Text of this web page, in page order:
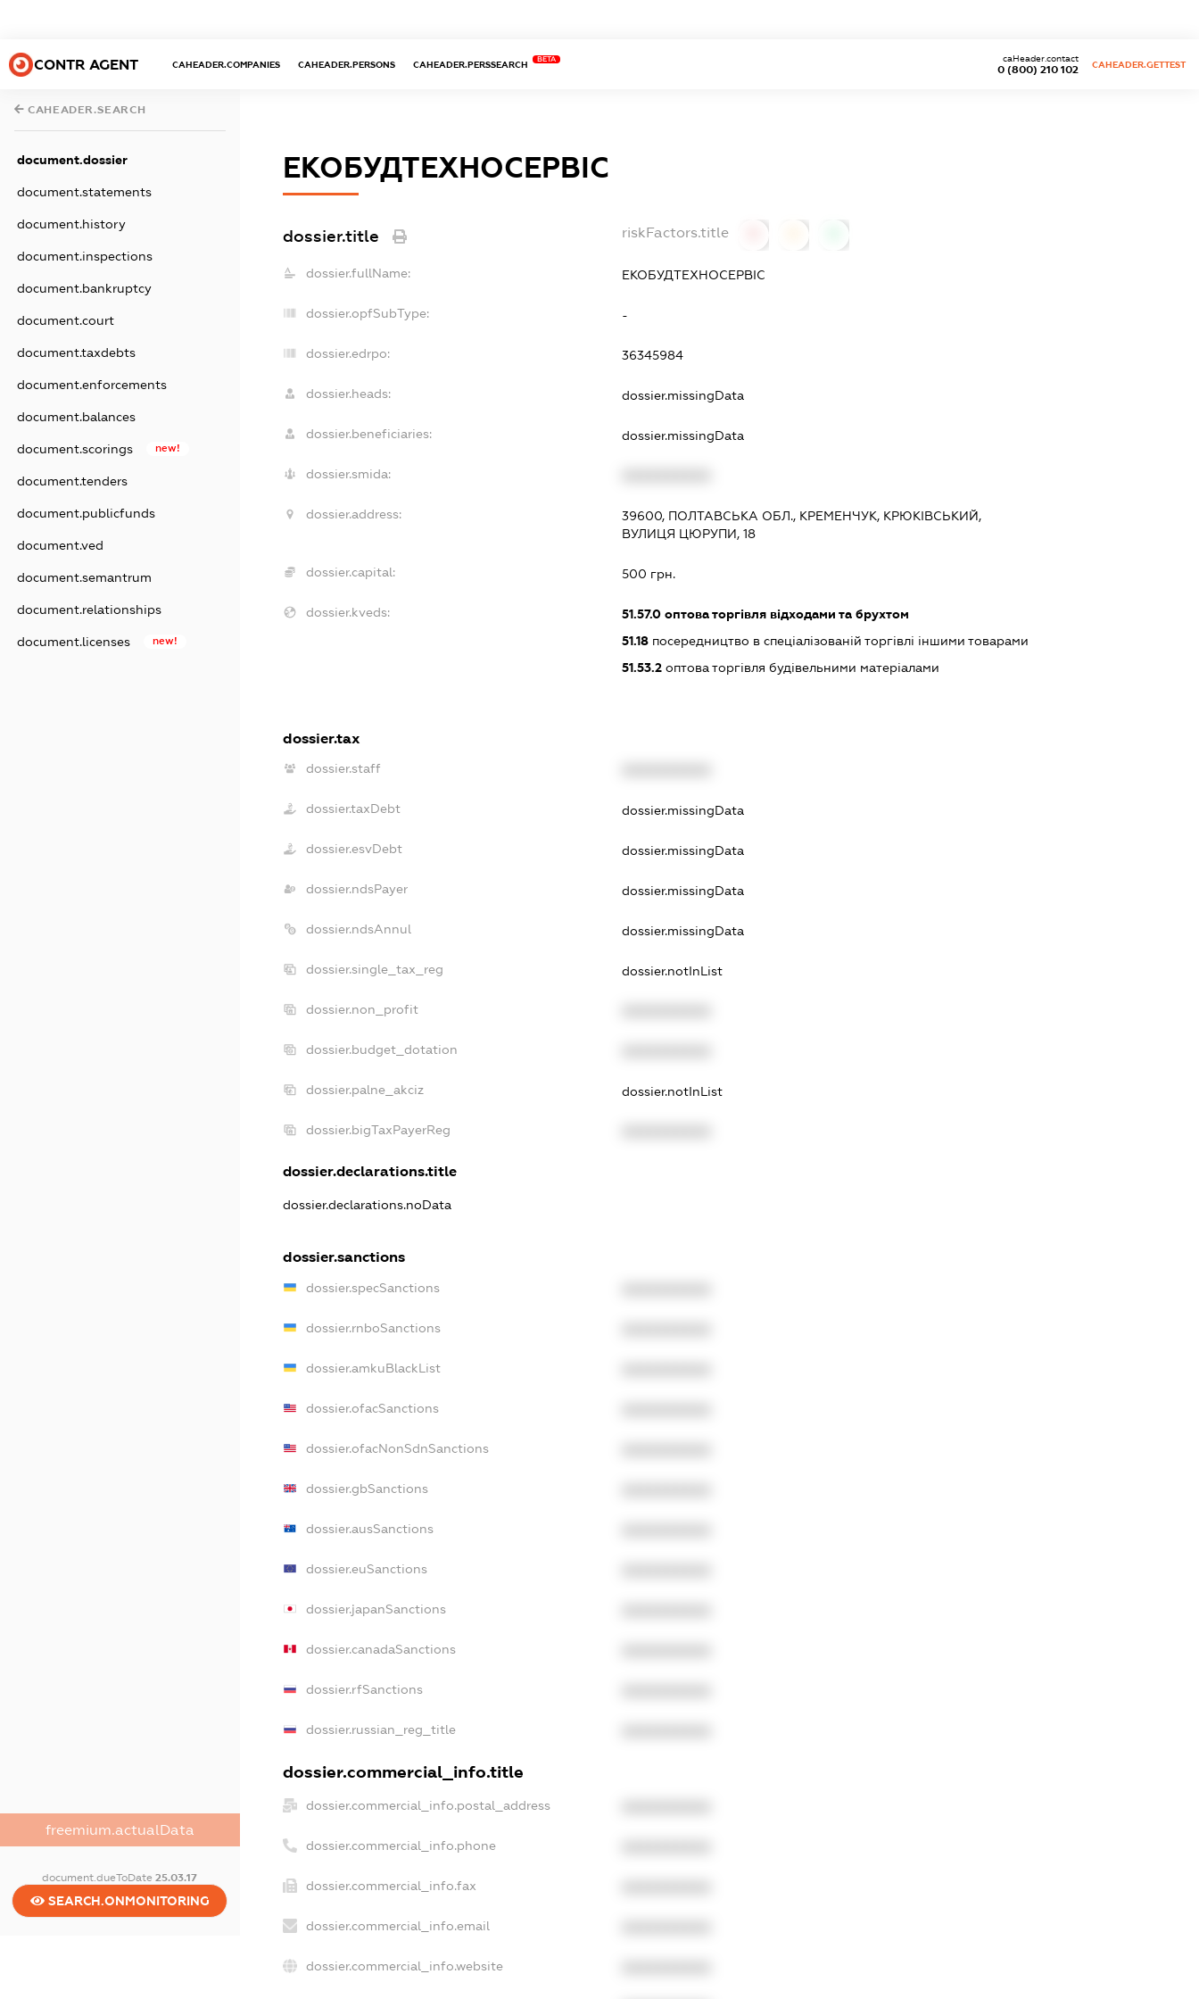
CONTR AGENT CAHEADER.COMPANIES CAHEADER.PERSONS CAHEADER.PERSSEARCH
BETA
0 (800) 210 102
caHeader.contact
CAHEADER.GETTEST
CAHEADER.SEARCH
document.dossier
document.statements
document.history
document.inspections
document.bankruptcy
document.court
document.taxdebts
document.enforcements
document.balances
document.scorings new!
document.tenders
document.publicfunds
document.ved
document.semantrum
document.relationships
document.licenses new!
freemium.actualData
document.dueToDate25.03.17
SEARCH.ONMONITORING
ЕКОБУДТЕХНОСЕРВІС
dossier.title riskFactors.title
dossier.fullName: ЕКОБУДТЕХНОСЕРВІС
dossier.opfSubType: -
dossier.edrpo: 36345984
dossier.heads: dossier.missingData
dossier.beneficiaries: dossier.missingData
dossier.smida:
dossier.address:
39600, ПОЛТАВСЬКА ОБЛ., КРЕМЕНЧУК, КРЮКІВСЬКИЙ,
ВУЛИЦЯ ЦЮРУПИ, 18
dossier.capital: 500 грн.
dossier.kveds: 51.57.0 оптова торгівля відходами та брухтом
51.18 посередництво в спеціалізованій торгівлі іншими товарами
51.53.2 оптова торгівля будівельними матеріалами
dossier.tax
dossier.staff
dossier.taxDebt dossier.missingData
dossier.esvDebt dossier.missingData
dossier.ndsPayer dossier.missingData
dossier.ndsAnnul dossier.missingData
dossier.single_tax_reg dossier.notInList
dossier.non_profit
dossier.budget_dotation
dossier.palne_akciz dossier.notInList
dossier.bigTaxPayerReg
dossier.declarations.title
dossier.declarations.noData
dossier.sanctions
dossier.specSanctions
dossier.rnboSanctions
dossier.amkuBlackList
dossier.ofacSanctions
dossier.ofacNonSdnSanctions
dossier.gbSanctions
dossier.ausSanctions
dossier.euSanctions
dossier.japanSanctions
dossier.canadaSanctions
dossier.rfSanctions
dossier.russian_reg_title
dossier.commercial_info.title
dossier.commercial_info.postal_address
dossier.commercial_info.phone
dossier.commercial_info.fax
dossier.commercial_info.email
dossier.commercial_info.website